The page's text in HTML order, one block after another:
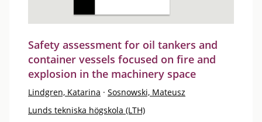
Safety assessment for oil tankers and
container vessels focused on fire and
explosion in the machinery space
Lindgren, Katarina · Sosnowski, Mateusz
Lunds tekniska högskola (LTH)